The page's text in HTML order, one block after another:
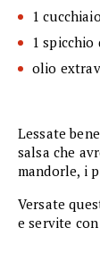
1
1 spicchio
olio
Lessate
salsa che
mandorle, i
Versate
e servite